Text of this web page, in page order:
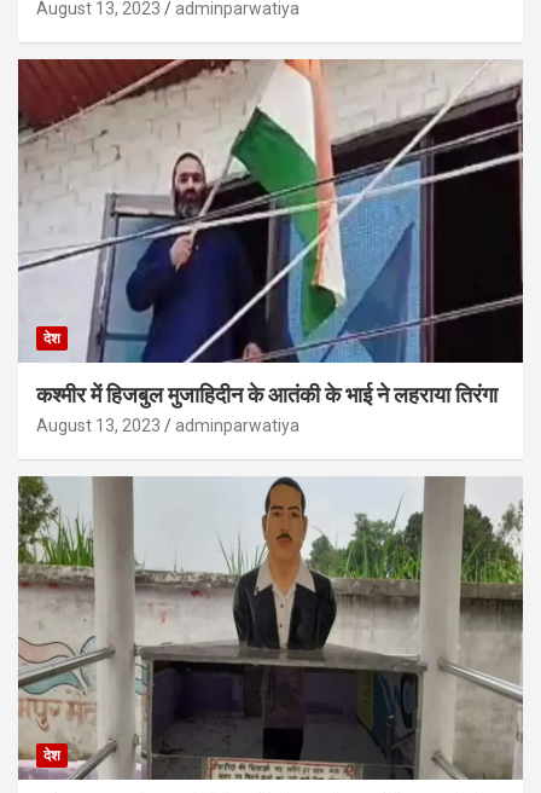
August 13, 2023 adminparwatiya
देश
कश्मीर में हिजबुल मुजाहिदीन के आतंकी के भाई ने लहराया तिरंगा
August 13, 2023 adminparwatiya
देश